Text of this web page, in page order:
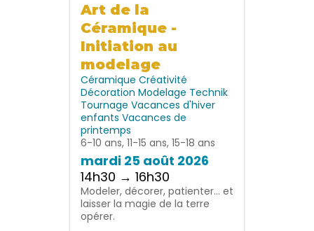
Art de la
Céramique -
Initiation au
modelage
Céramique Créativité
Décoration Modelage Technik
Tournage Vacances d'hiver
enfants Vacances de
printemps
6-10 ans, 11-15 ans, 15-18 ans
mardi 25 août 2026
14h30 → 16h30
Modeler, décorer, patienter… et
laisser la magie de la terre
opérer.